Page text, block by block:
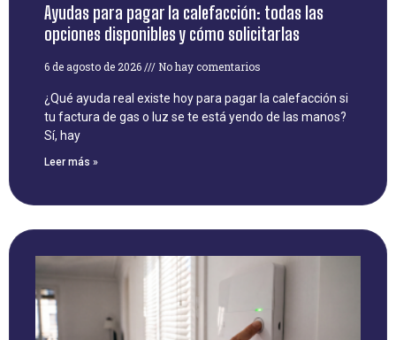
Ayudas para pagar la calefacción: todas las
opciones disponibles y cómo solicitarlas
6 de agosto de 2026 No hay comentarios
¿Qué ayuda real existe hoy para pagar la calefacción si
tu factura de gas o luz se te está yendo de las manos?
Sí, hay
Leer más »